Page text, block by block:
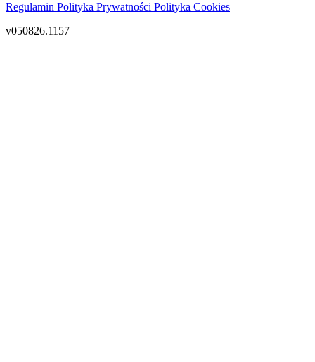
Regulamin Polityka Prywatności Polityka Cookies
v050826.1157